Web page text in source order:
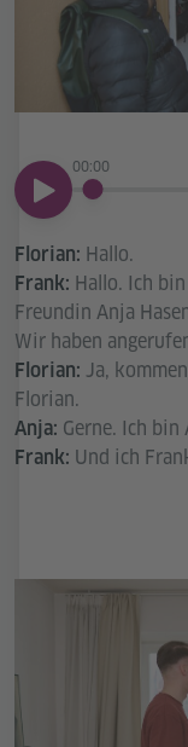
00:00
00:00
Florian: Hallo.
Frank: Hallo. Ich
Freundin Anja
Wir haben
Florian: Ja,
Florian.
Anja: Gerne. Ich bin
Frank: Und ich